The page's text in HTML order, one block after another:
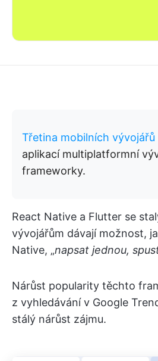
Třetina mobilních vývojářů
aplikací multiplatformní
frameworky.
React Native a Flutter se
vývojářům dávají možnost,
Native, „napsat jednou,
Nárůst popularity těchto
z vyhledávání v Google
stálý nárůst zájmu.